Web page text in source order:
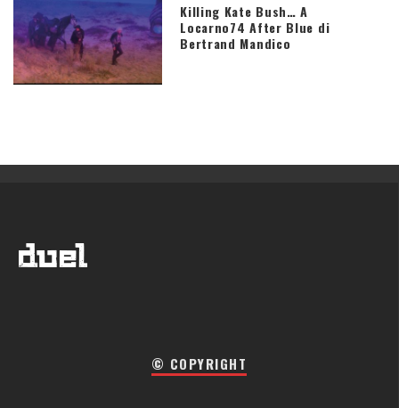
Killing Kate Bush… A
Locarno74 After Blue di
Bertrand Mandico
© COPYRIGHT